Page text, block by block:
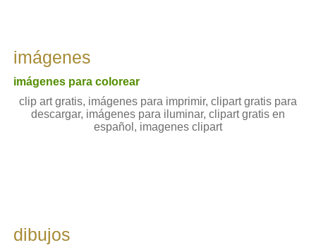
imágenes
imágenes para colorear
clip art gratis, imágenes para imprimir, clipart gratis para
descargar, imágenes para iluminar, clipart gratis en
español, imagenes clipart
dibujos